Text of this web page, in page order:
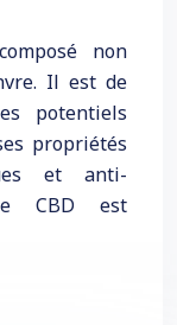
non
Il est de
potentiels
propriétés
et anti-
le CBD est